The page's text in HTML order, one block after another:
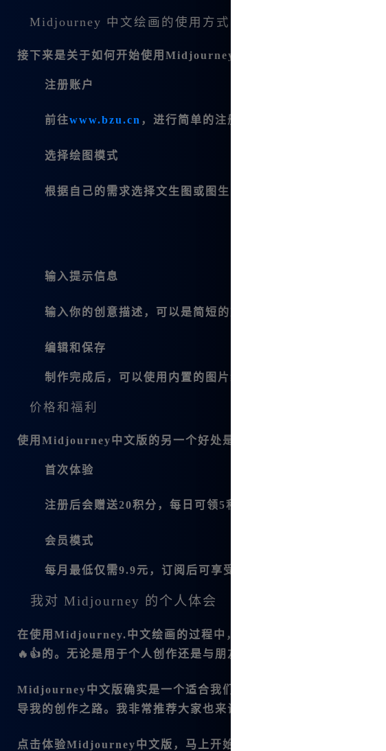
Midjourney 中文绘画的使用方式
接下来是关于如何开始使用Midjourney中文版的一些简单步骤：
注册账户
前往www.bzu.cn ，进行简单的注册，即可享受免费体验。
选择绘图模式
根据自己的需求选择文生图或图生图模式，进入绘图界面。
输入提示信息
输入你的创意描述，可以是简短的文字或者详细的场景描述。
编辑和保存
制作完成后，可以使用内置的图片编辑功能进一步调整，最后
价格和福利
使用Midjourney中文版的另一个好处是它的价格政策。我了解到，
首次体验
注册后会赠送20积分，每日可领5积分，一年内可以免费绘制
会员模式
每月最低仅需9.9元，订阅后可享受无限制的绘图和对话功能，
我对 Midjourney 的个人体会
在使用Midjourney.中文绘画的过程中，我感受到了创造的乐趣。
🔥👍的。无论是用于个人创作还是与朋友分享，这个工具都让我充满
Midjourney中文版确实是一个适合我们国内用户使用的划👍时代
导我的创作之路。我非常推荐大家也来试试这个工具，去发掘自己
点击体验Midjourney中文版，马上开始你的艺术之旅吧：<a